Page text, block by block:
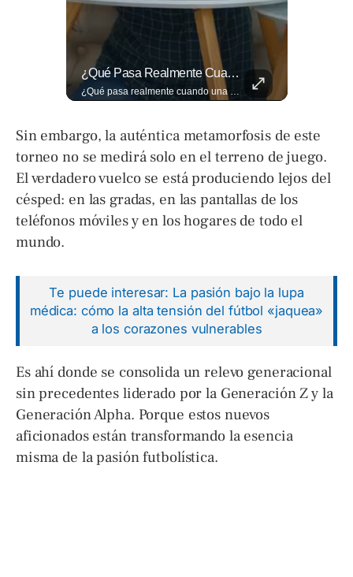
¿Qué Pasa Realmente Cuando Una Persona Tiene Deudas?
Sin embargo, la auténtica metamorfosis de este
torneo no se medirá solo en el terreno de juego.
El verdadero vuelco se está produciendo lejos del
césped: en las gradas, en las pantallas de los
teléfonos móviles y en los hogares de todo el
mundo.
Te puede interesar: La pasión bajo la lupa
médica: cómo la alta tensión del fútbol «jaquea»
a los corazones vulnerables
Es ahí donde se consolida un relevo generacional
sin precedentes liderado por la Generación Z y la
Generación Alpha. Porque estos nuevos
aficionados están transformando la esencia
misma de la pasión futbolística.